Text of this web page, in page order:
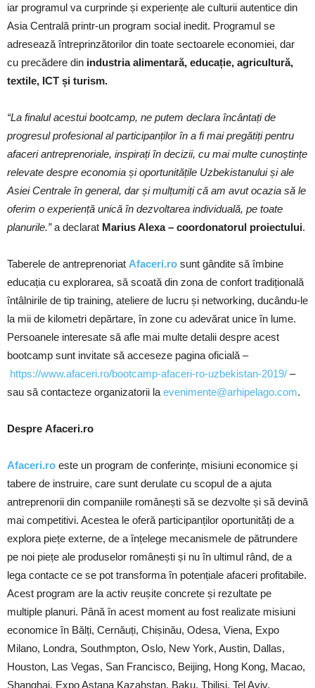
iar programul va curprinde și experiențe ale culturii autentice din
Asia Centrală printr-un program social inedit. Programul se
adresează întreprinzătorilor din toate sectoarele economiei, dar
cu precădere din industria alimentară, educație, agricultură,
textile, ICT și turism.
“La finalul acestui bootcamp, ne putem declara încântați de
progresul profesional al participanților în a fi mai pregătiți pentru
afaceri antreprenoriale, inspirați în decizii, cu mai multe cunoștințe
relevate despre economia și oportunitățile Uzbekistanului și ale
Asiei Centrale în general, dar și mulțumiți că am avut ocazia să le
oferim o experiență unică în dezvoltarea individuală, pe toate
planurile.”a declarat Marius Alexa – coordonatorul proiectului.
Taberele de antreprenoriat Afaceri.ro sunt gândite să îmbine
educația cu explorarea, să scoată din zona de confort tradițională
întâlnirile de tip training, ateliere de lucru și networking, ducându-le
la mii de kilometri depărtare, în zone cu adevărat unice în lume.
Persoanele interesate să afle mai multe detalii despre acest
bootcamp sunt invitate să acceseze pagina oficială –
https://www.afaceri.ro/bootcamp-afaceri-ro-uzbekistan-2019/ –
sau să contacteze organizatorii la evenimente@arhipelago.com.
Despre Afaceri.ro
Afaceri.ro este un program de conferințe, misiuni economice și
tabere de instruire, care sunt derulate cu scopul de a ajuta
antreprenorii din companiile românești să se dezvolte și să devină
mai competitivi. Acestea le oferă participanților oportunități de a
explora piețe externe, de a înțelege mecanismele de pătrundere
pe noi piețe ale produselor românești și nu în ultimul rând, de a
lega contacte ce se pot transforma în potențiale afaceri profitabile.
Acest program are la activ reușite concrete și rezultate pe
multiple planuri. Până în acest moment au fost realizate misiuni
economice în Bălți, Cernăuți, Chișinău, Odesa, Viena, Expo
Milano, Londra, Southmpton, Oslo, New York, Austin, Dallas,
Houston, Las Vegas, San Francisco, Beijing, Hong Kong, Macao,
Shanghai, Expo Astana Kazahstan, Baku, Tbilisi, Tel Aviv,